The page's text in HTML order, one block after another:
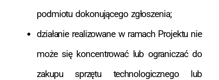
podmiotu dokonującego zgłoszenia;
działanie realizowane w ramach Projektu nie
może się koncentrować lub ograniczać do
zakupu sprzętu technologicznego lub